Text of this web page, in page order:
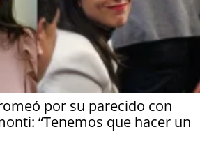
por su parecido con
“Tenemos que hacer un